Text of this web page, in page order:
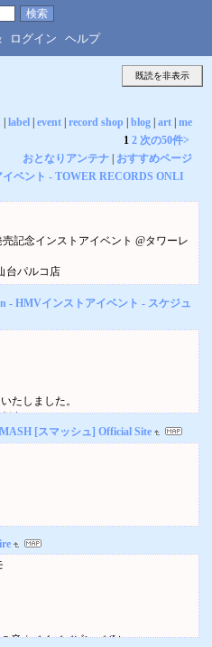
ログイン ヘルプ
既読を非表示
| label| event| record shop | blog| art| me
1 2 次の50件>
おとなりアンテナ| おすすめページ
イベント - TOWER RECORDS ONLI
記念インストアイベント @タワーレ
台パルコ店
売記念リリースイベント ミニライブ
広島店
ート・ディーラー』リリースイベント
撮影会 イオンモール津田沼North店
ル☆メモリーズ」発売記念イベント
特典会 アリオ川口店
VΛNTHM】 合同イベント
イン会 撮影会 アリオ亀有店
発売記念「グループ握手会」
TRIGGER 来日記念イベント
- HMVインストアイベント - スケジュ
たしました。
さい。
（抽選）
[スマッシュ] Official Site
音 / バイババビンバ (Live at...